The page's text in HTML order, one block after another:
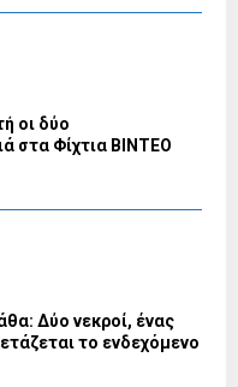
οι δύο
στα Φίχτια ΒΙΝΤΕΟ
Δύο νεκροί, ένας
το ενδεχόμενο